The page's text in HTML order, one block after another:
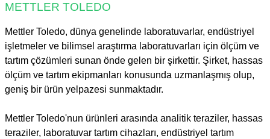
METTLER TOLEDO
Mettler Toledo, dünya genelinde laboratuvarlar, endüstriyel
işletmeler ve bilimsel araştırma laboratuvarları için ölçüm ve
tartım çözümleri sunan önde gelen bir şirkettir. Şirket, hassas
ölçüm ve tartım ekipmanları konusunda uzmanlaşmış olup,
geniş bir ürün yelpazesi sunmaktadır.
Mettler Toledo'nun ürünleri arasında analitik teraziler, hassas
teraziler, laboratuvar tartım cihazları, endüstriyel tartım